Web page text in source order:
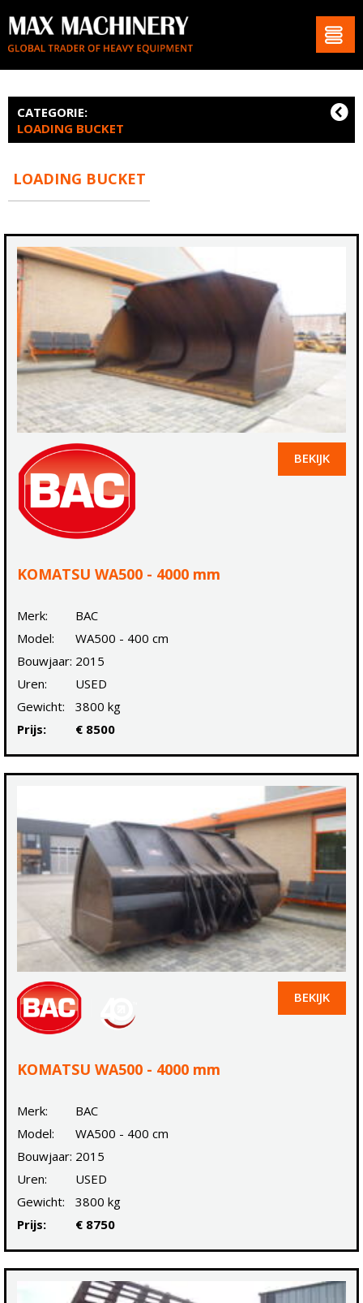
CATEGORIE:
LOADING BUCKET
LOADING BUCKET
BEKIJK
KOMATSU WA500 - 4000 mm
Merk:
BAC
Model:
WA500 - 400 cm
Bouwjaar: 2015
Uren:
USED
Gewicht:
3800 kg
Prijs:
€ 8500
BEKIJK
KOMATSU WA500 - 4000 mm
Merk:
BAC
Model:
WA500 - 400 cm
Bouwjaar: 2015
Uren:
USED
Gewicht:
3800 kg
Prijs:
€ 8750